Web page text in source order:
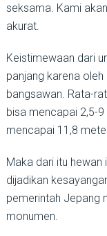
seksama. Kami
akurat.
Keistimewaan dari
panjang karena
bangsawan. Rata-
bisa mencapai 2,5-
mencapai 11,8
Maka dari itu
dijadikan
pemerintah Jepang
monumen.